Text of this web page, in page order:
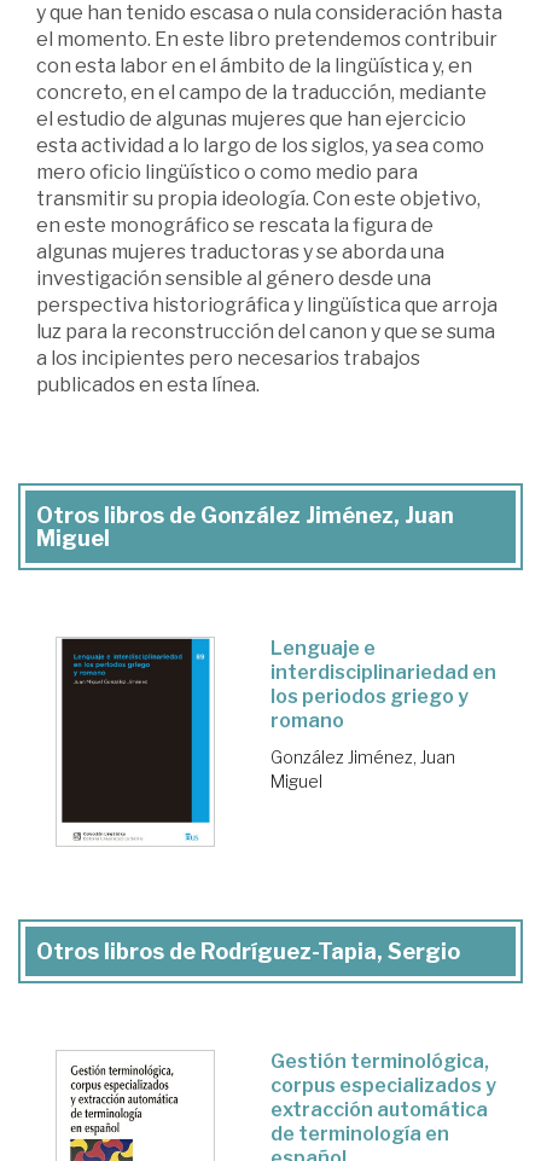
y que han tenido escasa o nula consideración hasta
el momento. En este libro pretendemos contribuir
con esta labor en el ámbito de la lingüística y, en
concreto, en el campo de la traducción, mediante
el estudio de algunas mujeres que han ejercicio
esta actividad a lo largo de los siglos, ya sea como
mero oficio lingüístico o como medio para
transmitir su propia ideología. Con este objetivo,
en este monográfico se rescata la figura de
algunas mujeres traductoras y se aborda una
investigación sensible al género desde una
perspectiva historiográfica y lingüística que arroja
luz para la reconstrucción del canon y que se suma
a los incipientes pero necesarios trabajos
publicados en esta línea.
Otros libros de González Jiménez, Juan
Miguel
Lenguaje e
interdisciplinariedad en
los periodos griego y
romano
González Jiménez, Juan
Miguel
Otros libros de Rodríguez-Tapia, Sergio
Gestión terminológica,
corpus especializados y
extracción automática
de terminología en